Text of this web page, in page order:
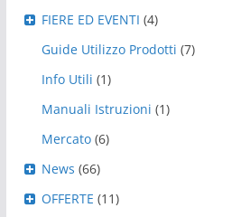
FIERE ED EVENTI (4)
Guide Utilizzo Prodotti (7)
Info Utili (1)
Manuali Istruzioni (1)
Mercato (6)
News (66)
OFFERTE (11)